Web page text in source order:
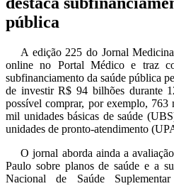
pública
A edição 225 do Jornal Medicina
online no Portal Médico e traz
subfinanciamento da saúde pública
de investir R$ 94 bilhões durante
possível comprar, por exemplo,
mil unidades básicas de saúde
unidades de pronto-atendimento
O jornal aborda ainda a avaliação
Paulo sobre planos de saúde e a
Nacional de Saúde